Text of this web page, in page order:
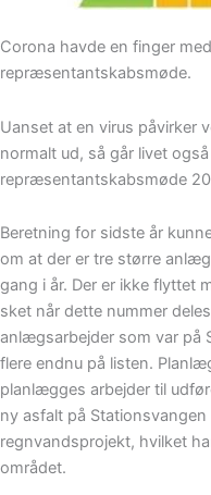
Corona havde en finger
repræsentantskabsmøde.
Uanset at en virus påvirker
normalt ud, så går livet
repræsentantskabsmøde
Beretning for sidste år
om at der er tre større
gang i år. Der er ikke flyttet
sket når dette nummer
anlægsarbejder som var på
flere endnu på listen.
planlægges arbejder til
ny asfalt på
regnvandsprojekt, hvilket
området.